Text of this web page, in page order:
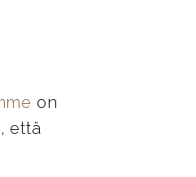
on
että